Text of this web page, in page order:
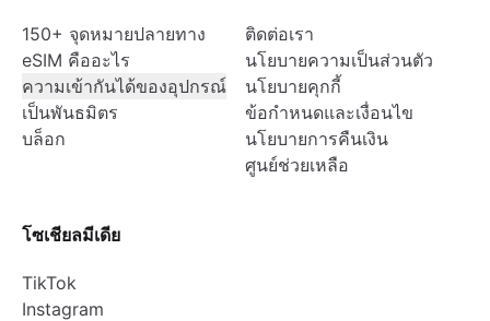
150+ จุดหมายปลายทาง
eSIM คืออะไร
ความเข้ากันได้ของอุปกรณ์
เป็นพันธมิตร
บล็อก
ติดต่อเรา
นโยบายความเป็นส่วนตัว
นโยบายคุกกี้
ข้อกำหนดและเงื่อนไข
นโยบายการคืนเงิน
ศูนย์ช่วยเหลือ
โซเชียลมีเดีย
TikTok
Instagram